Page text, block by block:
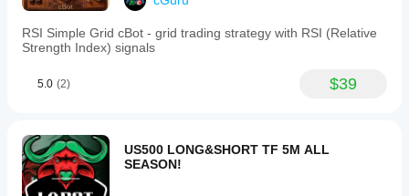
RSI Simple Grid cBot - grid trading strategy with RSI (Relative
Strength Index) signals
5.0 (2) $39
US500 LONG&SHORT TF 5M ALL
SEASON!